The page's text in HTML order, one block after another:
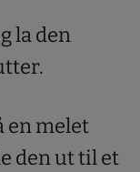
la den
en melet
den ut til et